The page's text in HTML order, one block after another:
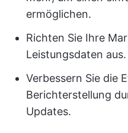
ermöglichen.
Richten Sie Ihre
Leistungsdaten aus.
Verbessern Sie die
Berichterstellung
Updates.